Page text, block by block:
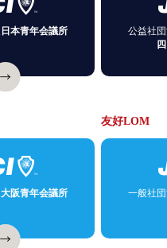
日本青年会議所 公益社
大阪青年会議所
友好LOM
一般社